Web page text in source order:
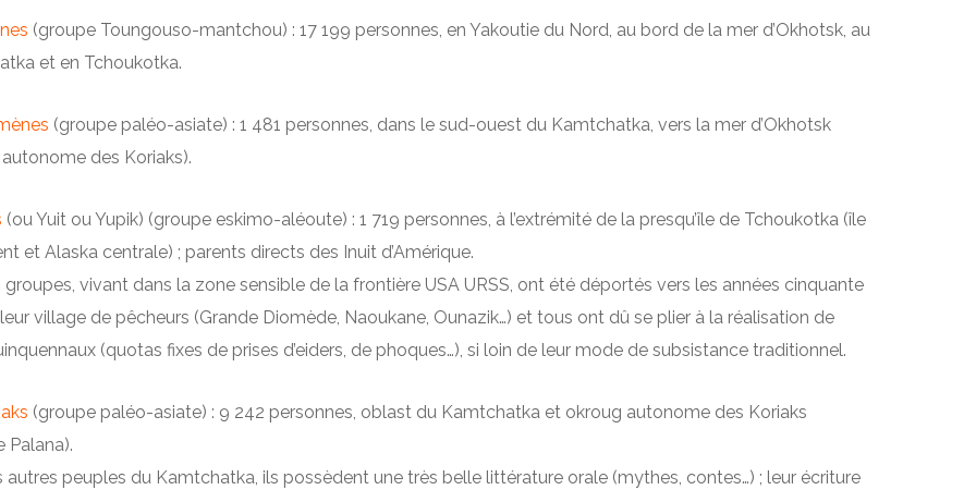
(groupe Toungouso-mantchou) : 17 199 personnes, en Yakoutie du Nord, au bord de la mer d’Okhotsk, au
et en Tchoukotka.
(groupe paléo-asiate) : 1 481 personnes, dans le sud-ouest du Kamtchatka, vers la mer d’Okhotsk
des Koriaks).
(ou Yuit ou Yupik) (groupe eskimo-aléoute) : 1 719 personnes, à l’extrémité de la presqu’île de Tchoukotka (île
et Alaska centrale) ; parents directs des Inuit d’Amérique.
groupes, vivant dans la zone sensible de la frontière USA URSS, ont été déportés vers les années cinquante
village de pêcheurs (Grande Diomède, Naoukane, Ounazik…) et tous ont dû se plier à la réalisation de
(quotas fixes de prises d’eiders, de phoques…), si loin de leur mode de subsistance traditionnel.
(groupe paléo-asiate) : 9 242 personnes, oblast du Kamtchatka et okroug autonome des Koriaks
Palana).
autres peuples du Kamtchatka, ils possèdent une très belle littérature orale (mythes, contes…) ; leur écriture